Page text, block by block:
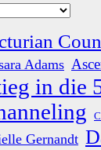
Adams
in die
Gernandt